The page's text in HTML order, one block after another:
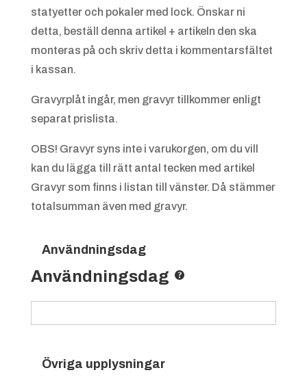
statyetter och pokaler med lock. Önskar ni
detta, beställ denna artikel + artikeln den ska
monteras på och skriv detta i kommentarsfältet
i kassan.
Gravyrplåt ingår, men gravyr tillkommer enligt
separat prislista.
OBS! Gravyr syns inte i varukorgen, om du vill
kan du lägga till rätt antal tecken med artikel
Gravyr som finns i listan till vänster. Då stämmer
totalsumman även med gravyr.
Användningsdag
Användningsdag
Övriga upplysningar